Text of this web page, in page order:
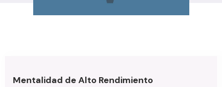
Mentalidad de Alto Rendimiento